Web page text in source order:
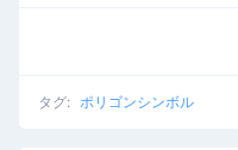
タグ: ポリゴンシンボル